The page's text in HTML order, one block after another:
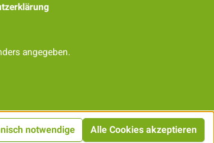
angegeben.
notwendige Alle Cookies akzeptieren